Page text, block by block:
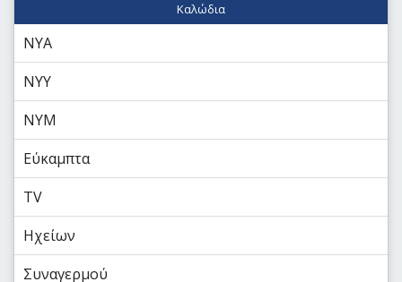
Καλώδια
NYA
NYY
NYM
Εύκαμπτα
TV
Ηχείων
Συναγερμού